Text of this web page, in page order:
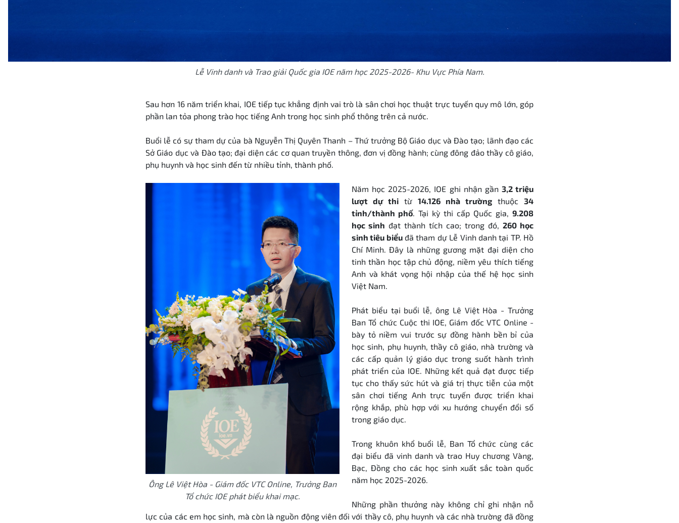
Lễ Vinh danh và Trao giải Quốc gia IOE năm học 2025-2026- Khu Vực Phía Nam.
Sau hơn 16 năm triển khai, IOE tiếp tục khẳng định vai trò là sân chơi học thuật trực tuyến quy mô lớn, góp
phần lan tỏa phong trào học tiếng Anh trong học sinh phổ thông trên cả nước.
Buổi lễ có sự tham dự của bà Nguyễn Thị Quyên Thanh – Thứ trưởng Bộ Giáo dục và Đào tạo; lãnh đạo các
Sở Giáo dục và Đào tạo; đại diện các cơ quan truyền thông, đơn vị đồng hành; cùng đông đảo thầy cô giáo,
phụ huynh và học sinh đến từ nhiều tỉnh, thành phố.
Ông Lê Việt Hòa - Giám đốc VTC Online, Trưởng Ban
Tổ chức IOE phát biểu khai mạc.
Năm học 2025-2026, IOE ghi nhận gần 3,2 triệu
lượt dự thi từ 14.126 nhà trường thuộc 34
tỉnh/thành phố. Tại kỳ thi cấp Quốc gia, 9.208
học sinh đạt thành tích cao; trong đó, 260 học
sinh tiêu biểuđã tham dự Lễ Vinh danh tại TP. Hồ
Chí Minh. Đây là những gương mặt đại diện cho
tinh thần học tập chủ động, niềm yêu thích tiếng
Anh và khát vọng hội nhập của thế hệ học sinh
Việt Nam.
Phát biểu tại buổi lễ, ông Lê Việt Hòa - Trưởng
Ban Tổ chức Cuộc thi IOE, Giám đốc VTC Online -
bày tỏ niềm vui trước sự đồng hành bền bỉ của
học sinh, phụ huynh, thầy cô giáo, nhà trường và
các cấp quản lý giáo dục trong suốt hành trình
phát triển của IOE. Những kết quả đạt được tiếp
tục cho thấy sức hút và giá trị thực tiễn của một
sân chơi tiếng Anh trực tuyến được triển khai
rộng khắp, phù hợp với xu hướng chuyển đổi số
trong giáo dục.
Trong khuôn khổ buổi lễ, Ban Tổ chức cùng các
đại biểu đã vinh danh và trao Huy chương Vàng,
Bạc, Đồng cho các học sinh xuất sắc toàn quốc
năm học 2025-2026.
Những phần thưởng này không chỉ ghi nhận nỗ
lực của các em học sinh, mà còn là nguồn động viên đối với thầy cô, phụ huynh và các nhà trường đã đồng